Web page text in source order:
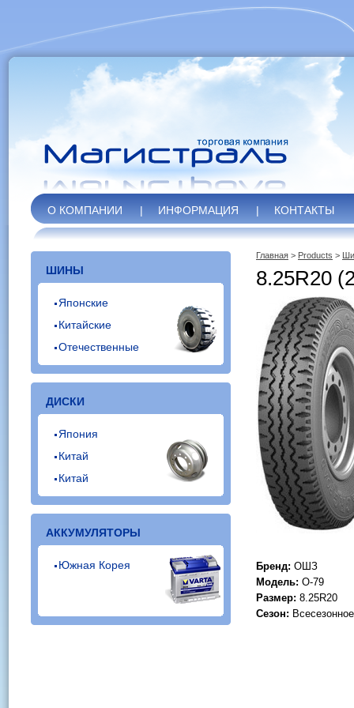
О КОМПАНИИ | ИНФОРМАЦИЯ | КОНТАКТЫ
ШИНЫ
Японские
Китайские
Отечественные
ДИСКИ
Япония
Китай
Китай
АККУМУЛЯТОРЫ
Южная Корея
Главная > Products >
8.25R20
Бренд: ОШЗ
Модель: О-79
Размер: 8.25R20
Сезон: